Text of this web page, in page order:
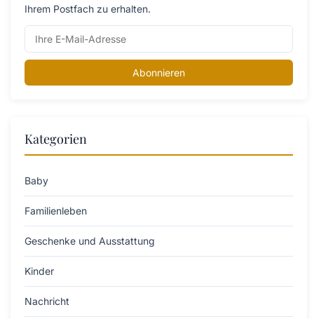
Ihrem Postfach zu erhalten.
Abonnieren
Kategorien
Baby
Familienleben
Geschenke und Ausstattung
Kinder
Nachricht